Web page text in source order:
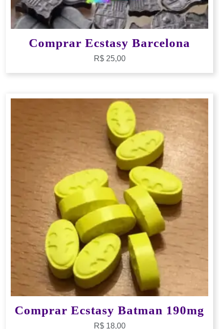
Comprar Ecstasy Barcelona
R$25,00
Comprar Ecstasy Batman 190mg
R$18,00